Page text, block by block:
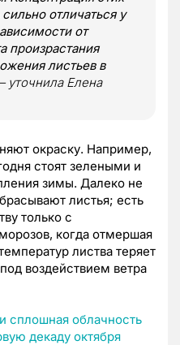
отличаться у
от
произрастания
листьев в
уточнила Елена
окраску. Например,
стоят зелеными и
зимы. Далеко не
листья; есть
только с
когда отмершая
листва теряет
воздействием ветра
сплошная облачность
декаду октября